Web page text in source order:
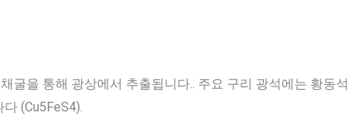
굴을 통해 광상에서 추출됩니다.. 주요 구리 광석에는 황동석
(Cu5FeS4).